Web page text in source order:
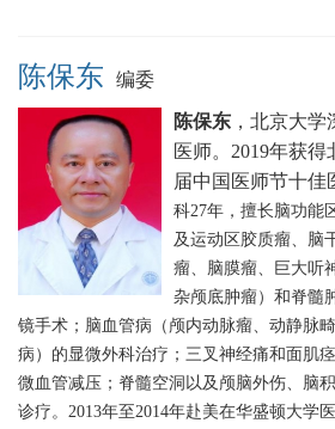
陈保东 编委
陈保东 ，北京大
医师。2019年获得
届中国医师节十佳
科27年，擅长脑功能
及运动区胶质瘤、脑
瘤、脑膜瘤、巨大听
杂颅底肿瘤）和脊髓
镜手术；脑血管病（颅内动脉瘤、动静脉
病）的显微外科治疗；三叉神经痛和面肌
微血管减压；脊髓空洞以及颅脑外伤、脑
诊疗。2013年至2014年赴美在华盛顿大学